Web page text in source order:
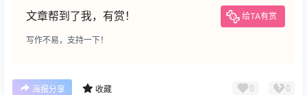
文章帮到了我，有赏！ 给TA有赏
写作不易，支持一下！
海报分享 收藏 0 0